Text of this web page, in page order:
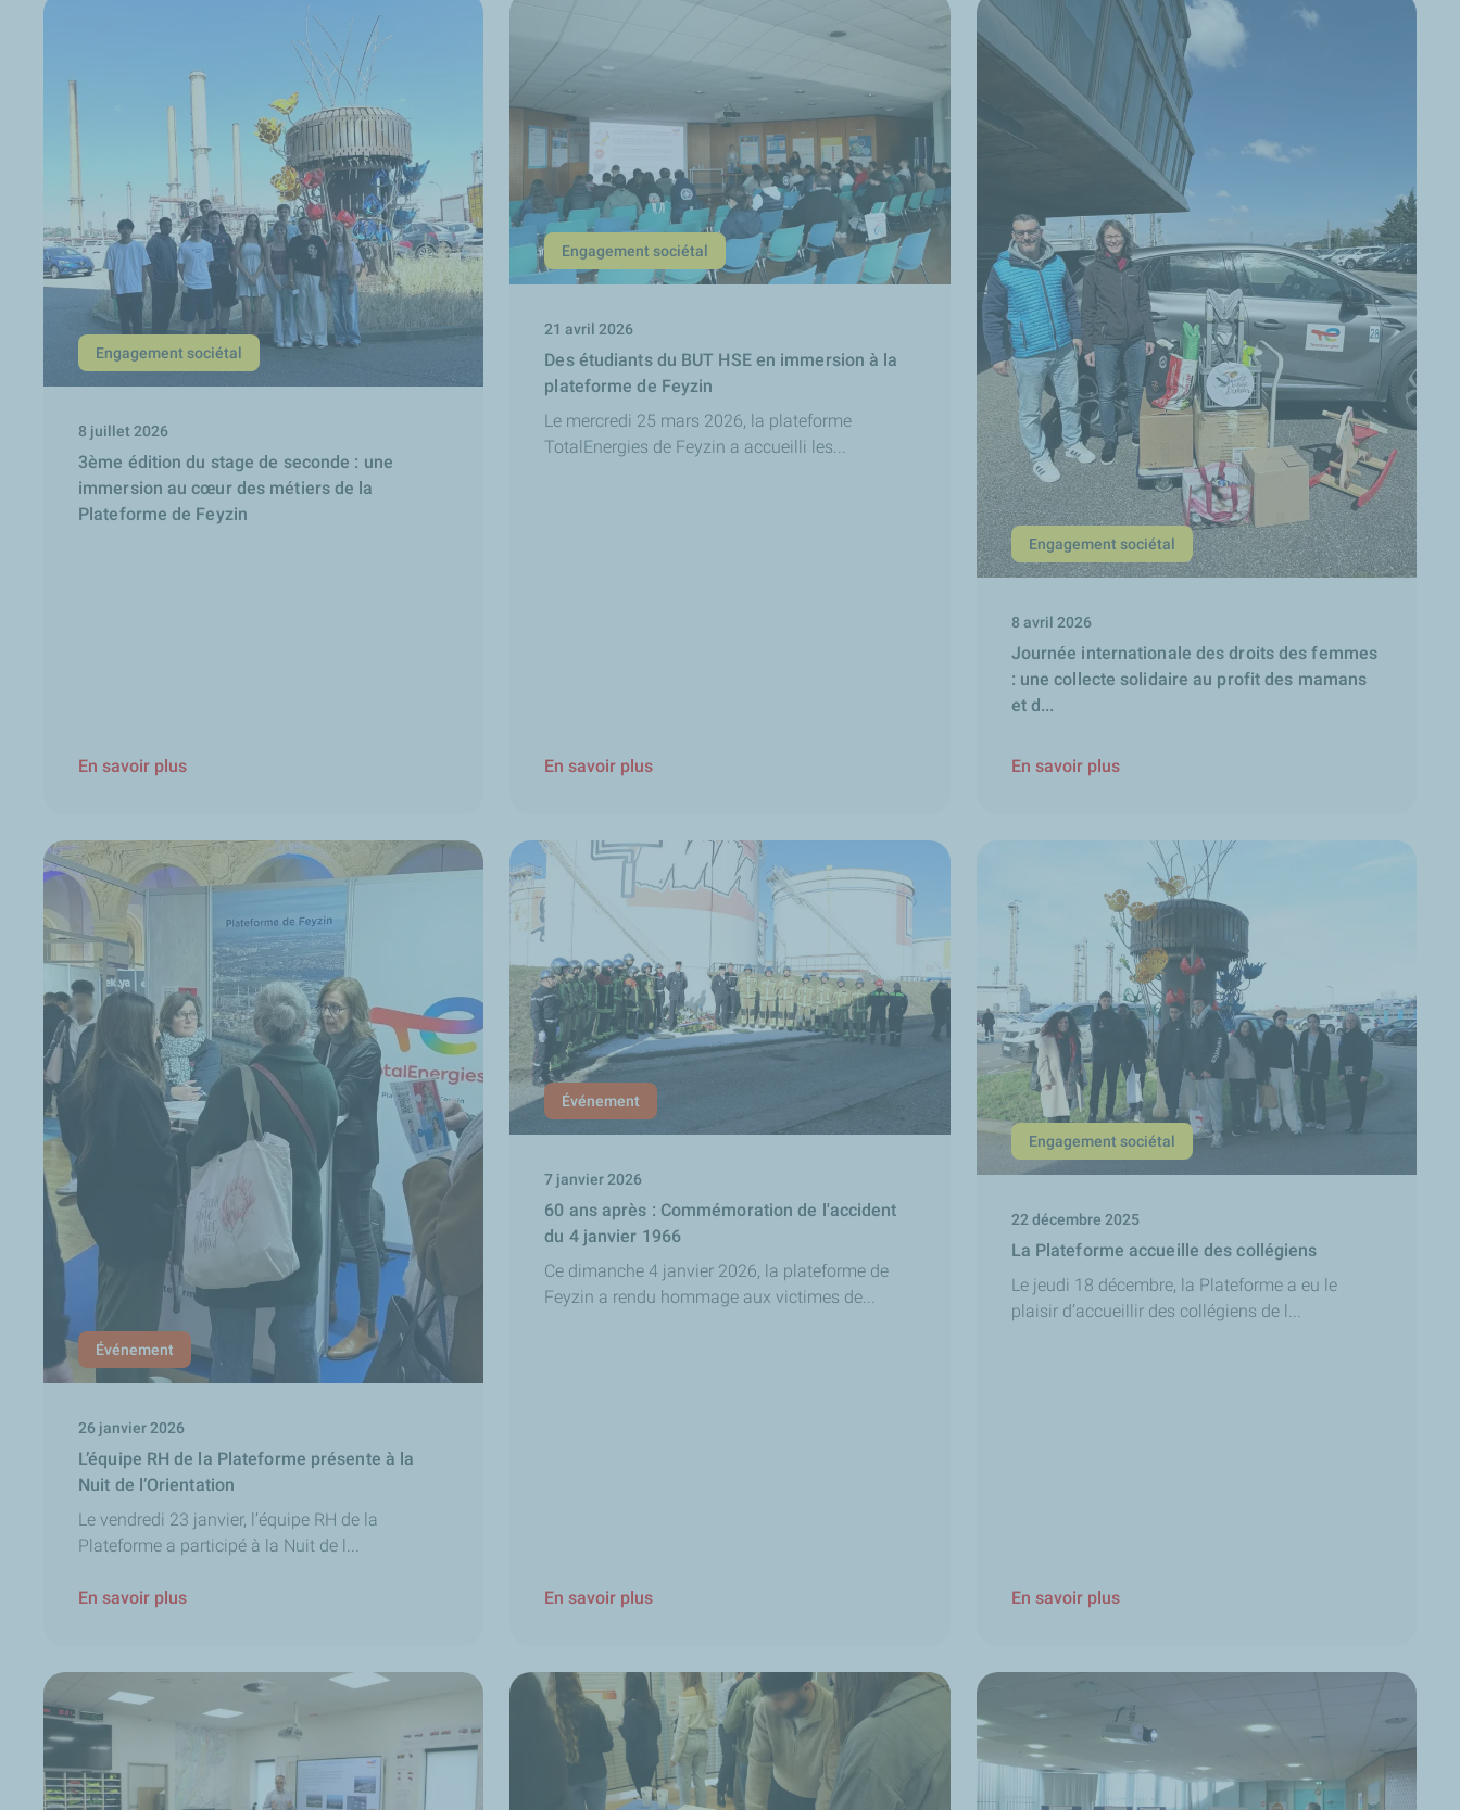
Engagement sociétal
8 juillet 2026
3ème édition du stage de seconde : une
immersion au cœur des métiers de la
Plateforme de Feyzin
En savoir plus
Engagement sociétal
21 avril 2026
Des étudiants du BUT HSE en immersion à la
plateforme de Feyzin
Le mercredi 25 mars 2026, la plateforme
TotalEnergies de Feyzin a accueilli les...
En savoir plus
Engagement sociétal
8 avril 2026
Journée internationale des droits des femmes
: une collecte solidaire au profit des mamans
et d...
En savoir plus
Événement
26 janvier 2026
L’équipe RH de la Plateforme présente à la
Nuit de l’Orientation
Le vendredi 23 janvier, l’équipe RH de la
Plateforme a participé à la Nuit de l...
En savoir plus
Événement
7 janvier 2026
60 ans après : Commémoration de l'accident
du 4 janvier 1966
Ce dimanche 4 janvier 2026, la plateforme de
Feyzin a rendu hommage aux victimes de...
En savoir plus
Engagement sociétal
22 décembre 2025
La Plateforme accueille des collégiens
Le jeudi 18 décembre, la Plateforme a eu le
plaisir d’accueillir des collégiens de l...
En savoir plus